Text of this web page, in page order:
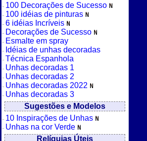
100 Decorações de Sucesso
100 idéias de pinturas
6 idéias Incríveis
Decorações de Sucesso
Esmalte em spray
Idéias de unhas decoradas
Técnica Espanhola
Unhas decoradas 1
Unhas decoradas 2
Unhas decoradas 2022
Unhas decoradas 3
Sugestões e Modelos
10 Inspirações de Unhas
Unhas na cor Verde
Relíquias Úteis